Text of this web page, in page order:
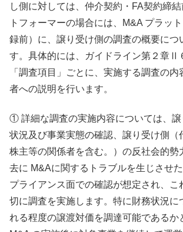
し側に対しては、仲介契約・FA契約締
トフォーマーの場合には、M&A プラッ
録前）に、譲り受け側の調査の概要につ
す。具体的には、ガイドライン第２章Ⅱ
「調査項目」ごとに、実施する調査の
者への説明を行います。
① 詳細な調査の実施内容については、譲
状況及び事業実態の確認、譲り受け側（
株主等の関係者を含む。）の反社会的勢
去に M&Aに関するトラブルを生じさせ
プライアンス面での確認が想定され、こ
切に調査を実施します。特に財務状況に
れる程度の譲渡対価を調達可能であるか